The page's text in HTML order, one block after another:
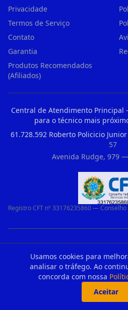
Usamos cookies para
analisar o tráfego. Ao
concorda com nossa
Aceitar
Privacidade
Termos de Serviço
Contato
Garantia
Produtos Recomendados
(Afiliados)
Central de Atendimento
para o técnico mais
61.728.592 Roberto Policicio Junior
57
Avenida Rudge, 979
Registro CFT nº 33176235860 —
Substituicao De Roldanas E Trilhos
Motor Para Portao Sao Joao Das
Motor Para Portao Ppa Jardim